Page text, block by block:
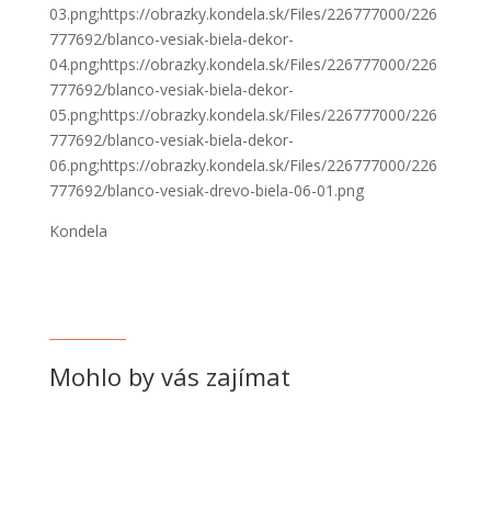
03.png;https://obrazky.kondela.sk/Files/226777000/226
777692/blanco-vesiak-biela-dekor-
04.png;https://obrazky.kondela.sk/Files/226777000/226
777692/blanco-vesiak-biela-dekor-
05.png;https://obrazky.kondela.sk/Files/226777000/226
777692/blanco-vesiak-biela-dekor-
06.png;https://obrazky.kondela.sk/Files/226777000/226
777692/blanco-vesiak-drevo-biela-06-01.png
Kondela
Mohlo by vás zajímat